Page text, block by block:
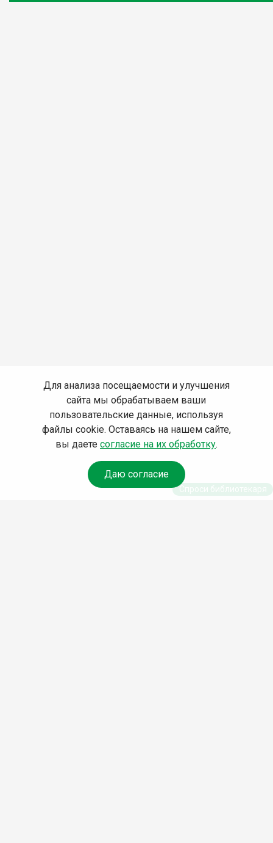
Для анализа посещаемости и улучшения
сайта мы обрабатываем ваши
пользовательские данные, используя
файлы cookie. Оставаясь на нашем сайте,
вы даете согласие на их обработку.
Даю согласие
Спроси библиотекаря